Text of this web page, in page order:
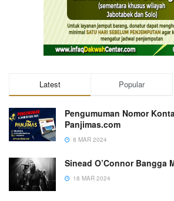
Latest Popular
Pengumuman Nomor
Panjimas.com
8 MAR 2024
Sinead O’Connor Bangga
18 MAR 2024